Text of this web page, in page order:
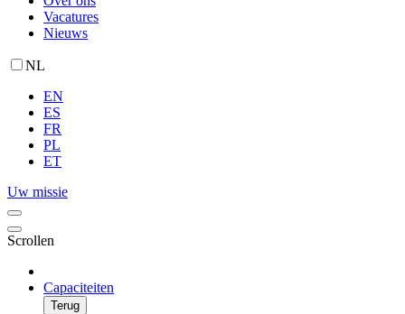
Vacatures
Nieuws
NL
EN
ES
FR
PL
ET
Uw missie
Scrollen
Capaciteiten
Terug